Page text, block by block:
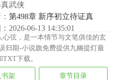
武侠
第498章 新序初立待证真
2026-06-13 14:35:01
弦，是一本情节与文笔俱佳的玄
归期-小说旗免费提供九幽提灯最
下载。
书架 章节目录